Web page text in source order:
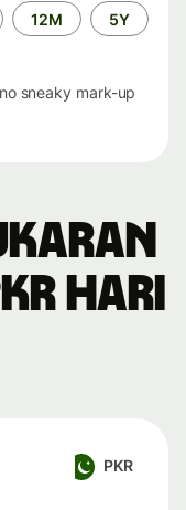
12M 5Y
sneaky mark-up
hari
PKR